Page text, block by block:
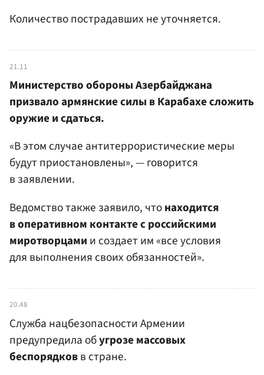
Количество пострадавших не уточняется.
21.11
Министерство обороны Азербайджана
призвало армянские силы в Карабахе сложить
оружие и сдаться.
«В этом случае антитеррористические меры
будут приостановлены», — говорится
в заявлении.
Ведомство также заявило, чтонаходится
в оперативном контакте с российскими
миротворцами и создает им «все условия
для выполнения своих обязанностей».
20.48
Служба нацбезопасности Армении
предупредила обугрозе массовых
беспорядковв стране.